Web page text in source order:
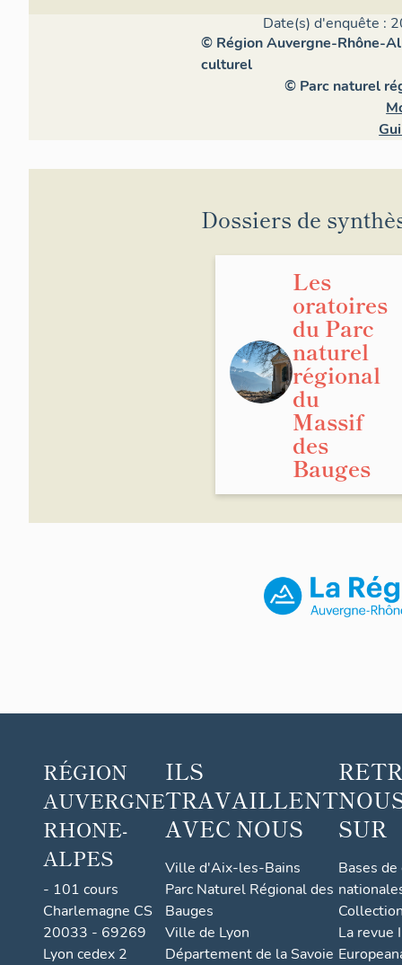
Date(s) d'enquête :
© Région Auvergne-Rhône-
culturel
© Parc naturel
Dossiers de
Les
oratoires
du Parc
naturel
régional
du
Massif
des
Bauges
RÉGION
AUVERGNE
RHONE-
ALPES
- 101 cours
Charlemagne CS
20033 - 69269
Lyon cedex 2
ILS
TRAVAILLENT
AVEC NOUS
Ville d'Aix-les-Bains
Parc Naturel Régional des
Bauges
Ville de Lyon
Département de la Savoie
SUR
Bases
La revue